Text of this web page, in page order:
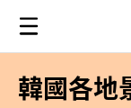
韓國各地